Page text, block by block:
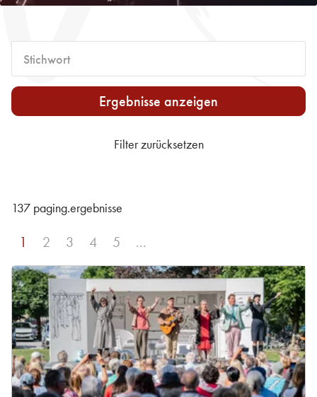
Ergebnisse anzeigen
Filter zurücksetzen
137 paging.ergebnisse
sr.page
1 sr.page
2 sr.page
3 sr.page
4 sr.page
5 ...